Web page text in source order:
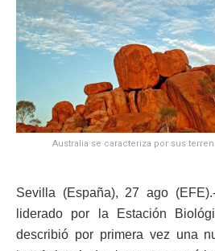
Australia se caracteriza por sus
Sevilla (España), 27 ago
liderado por la Estación
describió por primera vez una